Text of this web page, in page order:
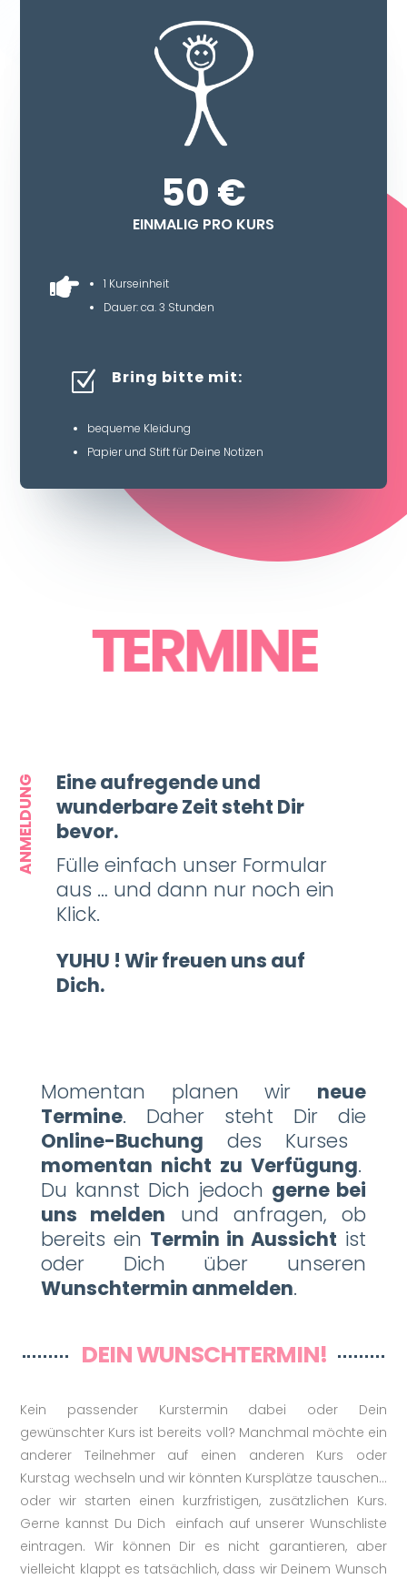
50 €
EINMALIG PRO KURS

1 Kurseinheit
Dauer: ca. 3 Stunden
Z Bring bitte mit:
bequeme Kleidung
Papier und Stift für Deine Notizen
TERMINE
ANMELDUNG
Eine aufregende und
wunderbare Zeit steht Dir
bevor.
Fülle einfach unser Formular
aus … und dann nur noch ein
Klick.
YUHU ! Wir freuen uns auf
Dich.
Momentan planen wir neue
Termine. Daher steht Dir die
Online-Buchung des Kurses
momentan nicht zu Verfügung.
Du kannst Dich jedoch gerne bei
uns melden und anfragen, ob
bereits ein Termin in Aussicht ist
oder Dich über unseren
Wunschtermin anmelden.
DEIN WUNSCHTERMIN!
Kein passender Kurstermin dabei oder Dein
gewünschter Kurs ist bereits voll? Manchmal möchte ein
anderer Teilnehmer auf einen anderen Kurs oder
Kurstag wechseln und wir könnten Kursplätze tauschen…
oder wir starten einen kurzfristigen, zusätzlichen Kurs.
Gerne kannst Du Dich einfach auf unserer Wunschliste
eintragen. Wir können Dir es nicht garantieren, aber
vielleicht klappt es tatsächlich, dass wir Deinem Wunsch